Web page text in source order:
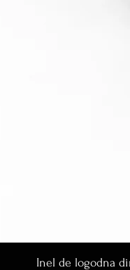
Inel de logodna